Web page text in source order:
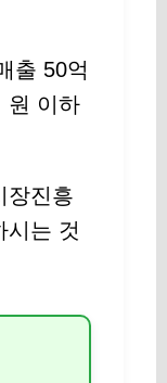
출 50억
원 이하
장진흥
시는 것